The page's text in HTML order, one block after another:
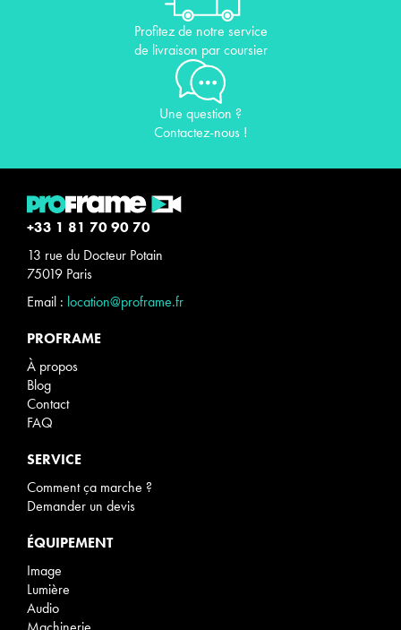
Profitez de notre service
de livraison par coursier
Une question ?
Contactez-nous !
+33 1 81 70 90 70
13 rue du Docteur Potain
75019 Paris
Email : location@proframe.fr
PROFRAME
À propos
Blog
Contact
FAQ
SERVICE
Comment ça marche ?
Demander un devis
ÉQUIPEMENT
Image
Lumière
Audio